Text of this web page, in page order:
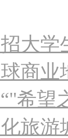
大学
商业
“ 希望
旅游